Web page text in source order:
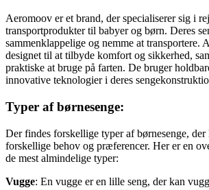
Aeromoov er et brand, der specialiserer sig i
transportprodukter til babyer og børn. Deres
sammenklappelige og nemme at transportere.
designet til at tilbyde komfort og sikkerhed,
praktiske at bruge på farten. De bruger
innovative teknologier i deres
Typer af børnesenge:
Der findes forskellige typer af børnesenge, der
forskellige behov og præferencer. Her er en
de mest almindelige typer:
Vugge: En vugge er en lille seng, der kan